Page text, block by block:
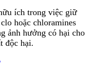
ích trong việc giữ
hoặc chloramines
ảnh hưởng có hại cho
độc hại.